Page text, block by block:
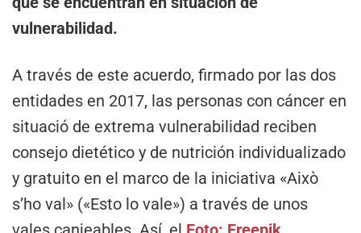
vulnerabilidad.
A través de este acuerdo, firmado por las dos
entidades en 2017, las personas con cáncer en
situació de extrema vulnerabilidad reciben
consejo dietético y de nutrición individualizado
y gratuito en el marco de la iniciativa «Això
s’ho val» («Esto lo vale») a través de unos